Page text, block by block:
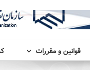
قوانین و مقررات